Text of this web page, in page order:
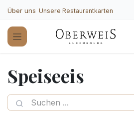
Zum Inhalt springen
Über uns Unsere Restaurantkarten
Speiseeis